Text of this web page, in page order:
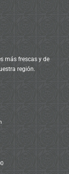
más frescas y de
región.